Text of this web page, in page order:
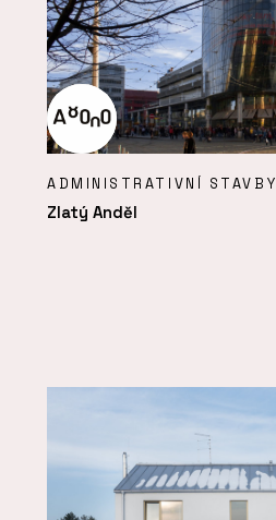
ADMINISTRATIVNÍ STAVBY
Zlatý Anděl